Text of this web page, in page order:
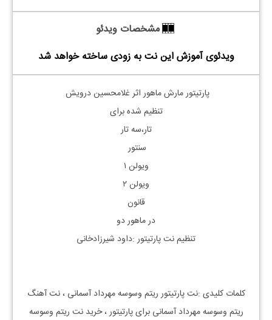
مشخصات ویدئو
ویدئوی آموزش این نت به زودی ساخته خواهد شد
پارتیتور مارش ماهور اثر غلامحسین درویش‌
تنظیم شده برای
تار،سه تار
سنتور
ویولن ۱
ویولن ۲
قانون
در ماهور دو
تنظیم نت پارتیتور :داود شیرزادخانی
کلمات کلیدی :نت پارتیتور ریتم وسوسه مهرداد آسمانی ، نت آهنگ
ریتم وسوسه مهرداد آسمانی برای پارتیتور ، خرید نت ریتم وسوسه